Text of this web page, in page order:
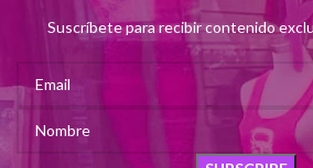
Suscríbete para recibir contenido